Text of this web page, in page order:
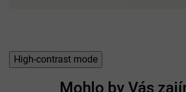
High-contrast mode
Mohlo by Vás